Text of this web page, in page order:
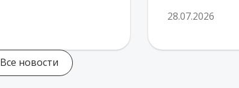
28.07.2026
Все новости